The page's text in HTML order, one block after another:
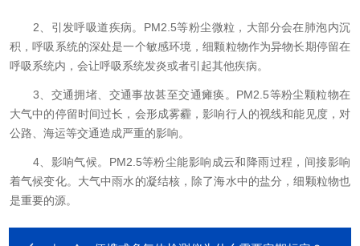
2、引发呼吸道疾病。PM2.5等粉尘微粒，大部分会在肺泡内沉
积，呼吸系统的深处是一个敏感环境，细颗粒物作为异物长期停留在
呼吸系统内，会让呼吸系统发炎或者引起其他疾病。
3、交通拥堵、交通事故甚至交通瘫痪。PM2.5等粉尘颗粒物在
大气中的停留时间过长，会形成雾霾，影响行人的视线和能见度，对
公路、海运等交通造成严重的影响。
4、影响气候。PM2.5等粉尘能影响成云和降雨过程，间接影响
着气候变化。大气中雨水的凝结核，除了海水中的盐分，细颗粒物也
是重要的源。